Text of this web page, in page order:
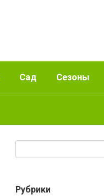
Сад Сезоны
Рубрики